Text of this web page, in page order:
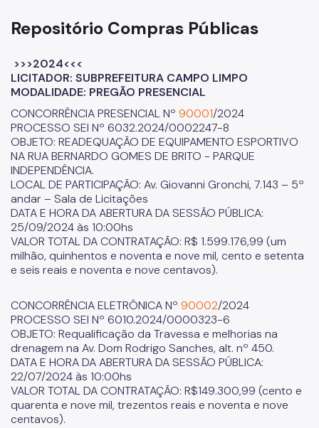
Zeladoria Urbana
Cata-Bagulho
Termo de Cooperação
Programa de Metas
Notícias
Repositório Compras Públicas
>>>2024<<<
LICITADOR: SUBPREFEITURA CAMPO LIMPO
MODALIDADE: PREGÃO PRESENCIAL
CONCORRÊNCIA PRESENCIAL Nº 90001/2024
PROCESSO SEI Nº 6032.2024/0002247-8
OBJETO: READEQUAÇÃO DE EQUIPAMENTO ESPORTIVO
NA RUA BERNARDO GOMES DE BRITO - PARQUE
INDEPENDÊNCIA.
LOCAL DE PARTICIPAÇÃO: Av. Giovanni Gronchi, 7.143 – 5º
andar – Sala de Licitações
DATA E HORA DA ABERTURA DA SESSÃO PÚBLICA:
25/09/2024 às 10:00hs
VALOR TOTAL DA CONTRATAÇÃO: R$ 1.599.176,99 (um
milhão, quinhentos e noventa e nove mil, cento e setenta
e seis reais e noventa e nove centavos).
CONCORRÊNCIA ELETRÔNICA Nº 90002/2024
PROCESSO SEI Nº 6010.2024/0000323-6
OBJETO: Requalificação da Travessa e melhorias na
drenagem na Av. Dom Rodrigo Sanches, alt. nº 450.
DATA E HORA DA ABERTURA DA SESSÃO PÚBLICA:
22/07/2024 às 10:00hs
VALOR TOTAL DA CONTRATAÇÃO: R$149.300,99 (cento e
quarenta e nove mil, trezentos reais e noventa e nove
centavos).